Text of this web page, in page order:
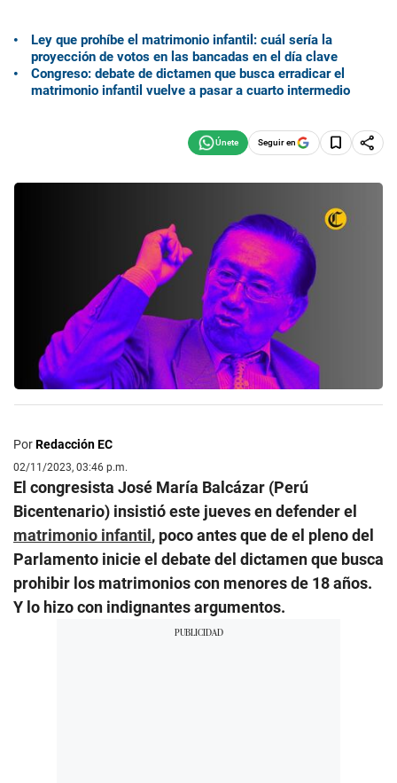
Ley que prohíbe el matrimonio infantil: cuál sería la
proyección de votos en las bancadas en el día clave
Congreso: debate de dictamen que busca erradicar el
matrimonio infantil vuelve a pasar a cuarto intermedio
Seguir en
PorRedacción EC
02/11/2023, 03:46 p.m.
El congresista José María Balcázar (Perú
Bicentenario) insistió este jueves en defender el
matrimonio infantil , poco antes que de el pleno del
Parlamento inicie el debate del dictamen que busca
prohibir los matrimonios con menores de 18 años.
Y lo hizo con indignantes argumentos.